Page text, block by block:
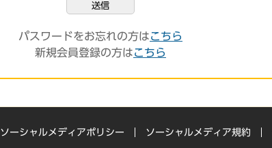
送信
パスワードをお忘れの方はこちら
新規会員登録の方はこちら
ソーシャルメディアポリシー ソーシャルメディア規約